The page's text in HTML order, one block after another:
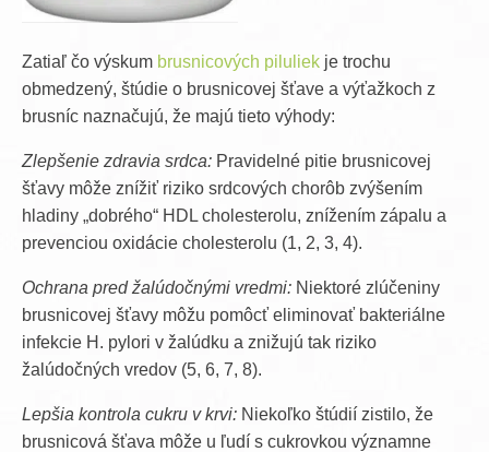
Zatiaľ čo výskum brusnicových piluliek je trochu
obmedzený, štúdie o brusnicovej šťave a výťažkoch z
brusníc naznačujú, že majú tieto výhody:
Zlepšenie zdravia srdca: Pravidelné pitie brusnicovej
šťavy môže znížiť riziko srdcových chorôb zvýšením
hladiny „dobrého“ HDL cholesterolu, znížením zápalu a
prevenciou oxidácie cholesterolu (1, 2, 3, 4).
Ochrana pred žalúdočnými vredmi: Niektoré zlúčeniny
brusnicovej šťavy môžu pomôcť eliminovať bakteriálne
infekcie H. pylori v žalúdku a znižujú tak riziko
žalúdočných vredov (5, 6, 7, 8).
Lepšia kontrola cukru v krvi: Niekoľko štúdií zistilo, že
brusnicová šťava môže u ľudí s cukrovkou významne